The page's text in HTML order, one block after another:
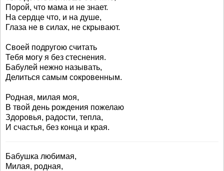
Порой, что мама и не знает.
На сердце что, и на душе,
Глаза не в силах, не скрывают.
Своей подругою считать
Тебя могу я без стеснения.
Бабулей нежно называть,
Делиться самым сокровенным.
Родная, милая моя,
В твой день рождения пожелаю
Здоровья, радости, тепла,
И счастья, без конца и края.
Бабушка любимая,
Милая, родная,